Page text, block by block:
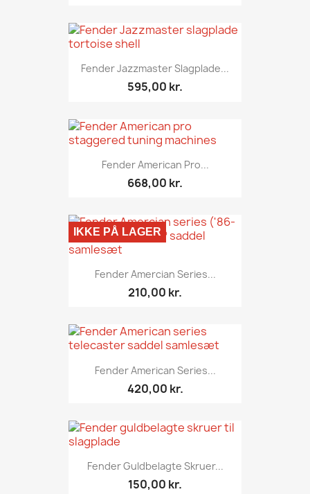
Fender Jazzmaster Slagplade...
595,00 kr.
Fender American Pro...
668,00 kr.
Fender Amercian Series...
210,00 kr.
IKKE PÅ LAGER
Fender American Series...
420,00 kr.
Fender Guldbelagte Skruer...
150,00 kr.